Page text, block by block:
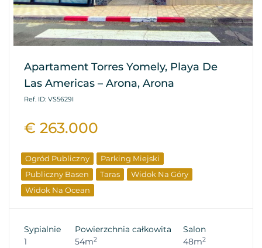
Apartament Torres Yomely, Playa De
Las Americas – Arona, Arona
Ref. ID: VS5629I
€ 263.000
Ogród Publiczny
Parking Miejski
Publiczny Basen
Taras
Widok Na Góry
Widok Na Ocean
Sypialnie
1
Powierzchnia całkowita
54m2
Salon
48m2